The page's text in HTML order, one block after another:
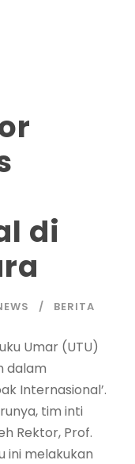
di
BERITA
Umar (UTU)
dalam
Internasional’.
tim inti
Rektor, Prof.
ini melakukan